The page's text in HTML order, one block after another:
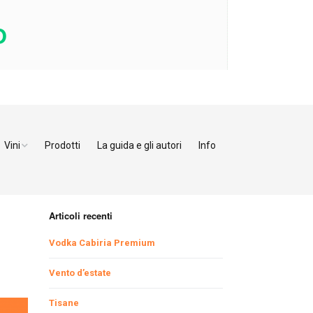
Ristoranti Verona
Ristoranti Vicenza
Ristoranti Padova
Ristoranti Pordenone
Ristoranti Udine
Vini Prodotti La guida e gli autori Info
Articoli recenti
Vodka Cabiria Premium
Vento d’estate
Tisane